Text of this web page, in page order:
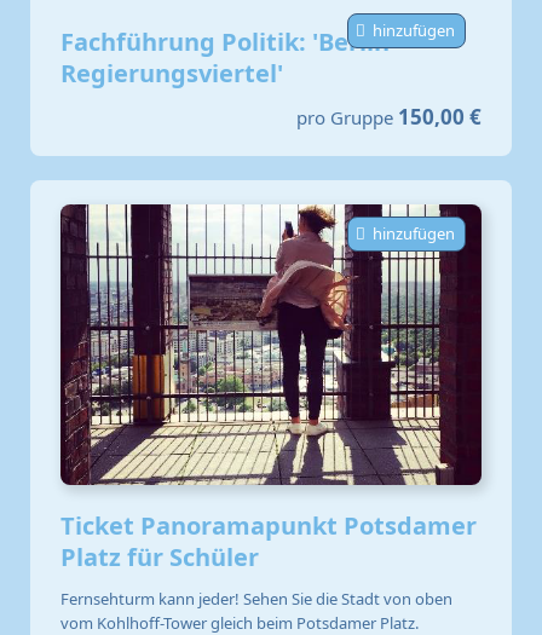
hinzufügen
Fachführung Politik: 'Berlin -
Regierungsviertel'
pro Gruppe 150,00 €
hinzufügen
Ticket Panoramapunkt Potsdamer
Platz für Schüler
Fernsehturm kann jeder! Sehen Sie die Stadt von oben
vom Kohlhoff-Tower gleich beim Potsdamer Platz.